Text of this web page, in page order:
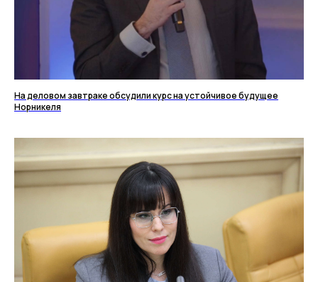
На деловом завтраке обсудили курс на устойчивое будущее
Норникеля